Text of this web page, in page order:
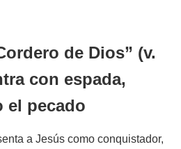
de Dios” (v.
con espada,
el pecado
a Jesús como conquistador,